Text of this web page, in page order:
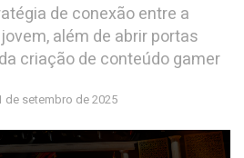
de conexão entre a
além de abrir portas
criação de conteúdo gamer
de setembro de 2025